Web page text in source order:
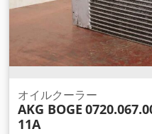
オイルクーラー
AKG BOGE
11A